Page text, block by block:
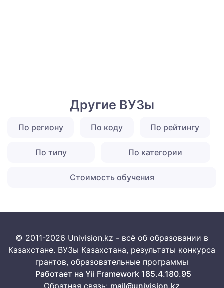
Другие ВУЗы
По региону По коду По рейтингу
По типу По категории
Стоимость обучения
© 2011-2026 Univision.kz - всё об образовании в
Казахстане. ВУЗы Казахстана, результаты конкурса
грантов, образовательные программы
Работает на Yii Framework 185.4.180.95
Обратная связь: mail@univision.kz